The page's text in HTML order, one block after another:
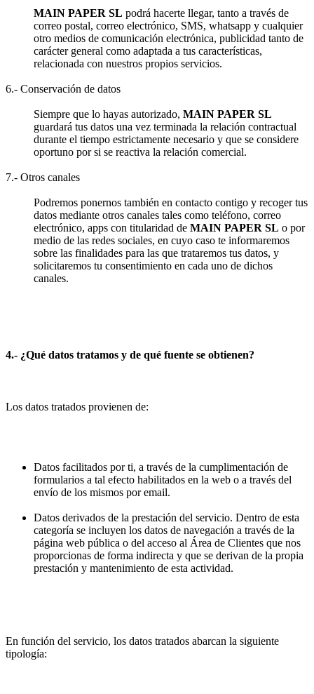
MAIN PAPER SL podrá hacerte llegar, tanto a través de
correo postal, correo electrónico, SMS, whatsapp y cualquier
otro medios de comunicación electrónica, publicidad tanto de
carácter general como adaptada a tus características,
relacionada con nuestros propios servicios.
6.- Conservación de datos
Siempre que lo hayas autorizado, MAIN PAPER SL
guardará tus datos una vez terminada la relación contractual
durante el tiempo estrictamente necesario y que se considere
oportuno por si se reactiva la relación comercial.
7.- Otros canales
Podremos ponernos también en contacto contigo y recoger tus
datos mediante otros canales tales como teléfono, correo
electrónico, apps con titularidad de MAIN PAPER SL o por
medio de las redes sociales, en cuyo caso te informaremos
sobre las finalidades para las que trataremos tus datos, y
solicitaremos tu consentimiento en cada uno de dichos
canales.
4.- ¿Qué datos tratamos y de qué fuente se obtienen?
Los datos tratados provienen de:
Datos facilitados por ti, a través de la cumplimentación de
formularios a tal efecto habilitados en la web o a través del
envío de los mismos por email.
Datos derivados de la prestación del servicio. Dentro de esta
categoría se incluyen los datos de navegación a través de la
página web pública o del acceso al Área de Clientes que nos
proporcionas de forma indirecta y que se derivan de la propia
prestación y mantenimiento de esta actividad.
En función del servicio, los datos tratados abarcan la siguiente
tipología: